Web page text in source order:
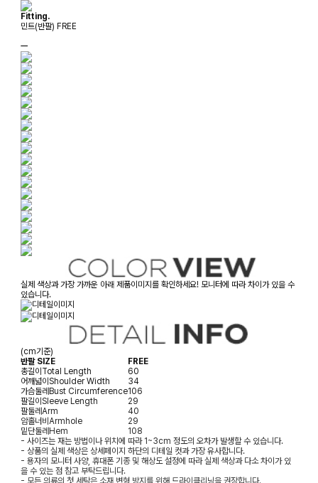
Fitting.
민트(반팔) FREE
ㅡ
실제 색상과 가장 가까운 아래 제품이미지를 확인하세요! 모니터에 따라 차이가 있을 수
있습니다.
(cm기준)
반팔 SIZE
FREE
총길이 Total Length
60
어깨넓이 Shoulder Width
34
가슴둘레 Bust Circumference106
팔길이 Sleeve Length
29
팔둘레 Arm
40
암홀너비 Armhole
29
밑단둘레 Hem
108
- 사이즈는 재는 방법이나 위치에 따라 1~3cm 정도의 오차가 발생할 수 있습니다.
- 상품의 실제 색상은 상세페이지 하단의 디테일 컷과 가장 유사합니다.
- 용자의 모니터 사양, 휴대폰 기종 및 해상도 설정에 따라 실제 색상과 다소 차이가 있
을 수 있는 점 참고 부탁드립니다.